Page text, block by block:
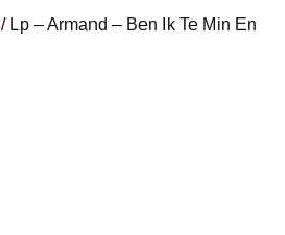
/ Lp – Armand – Ben Ik Te Min En